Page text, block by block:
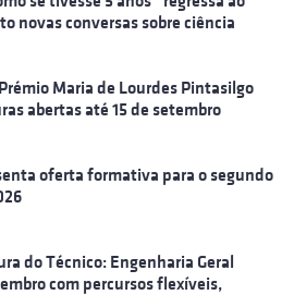
novas conversas sobre ciência
Maria de Lourdes Pintasilgo
abertas até 15 de setembro
oferta formativa para o segundo
do Técnico: Engenharia Geral
com percursos flexíveis,